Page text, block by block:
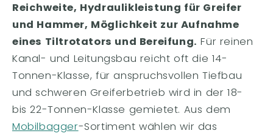
Reichweite, Hydraulikleistung für Greifer
und Hammer, Möglichkeit zur Aufnahme
eines Tiltrotators und Bereifung. Für reinen
Kanal- und Leitungsbau reicht oft die 14-
Tonnen-Klasse, für anspruchsvollen Tiefbau
und schweren Greiferbetrieb wird in der 18-
bis 22-Tonnen-Klasse gemietet. Aus dem
Mobilbagger-Sortiment wählen wir das